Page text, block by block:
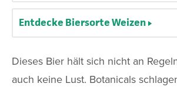
Dieses Bier hält sich nicht an
auch keine Lust. Botanicals
Entdecke Biersorte Weizen